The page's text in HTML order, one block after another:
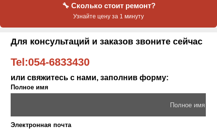
🔧 Сколько стоит ремонт?
Узнайте цену за 1 минуту
Для консультаций и заказов звоните сейчас
Tel:054-6833430
или свяжитесь с нами, заполнив форму:
Полное имя
Электронная почта